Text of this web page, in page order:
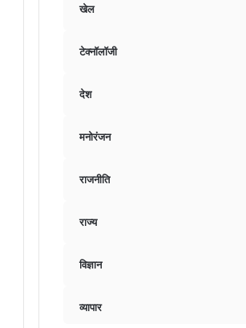
खेल
टेक्नॉलॉजी
देश
मनोरंजन
राजनीति
राज्य
विज्ञान
व्यापार